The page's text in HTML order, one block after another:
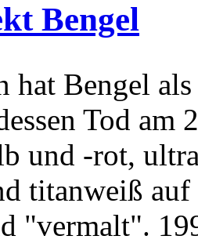
Bengel
hat Bengel
Tod am
und -rot,
titanweiß
"vermalt".